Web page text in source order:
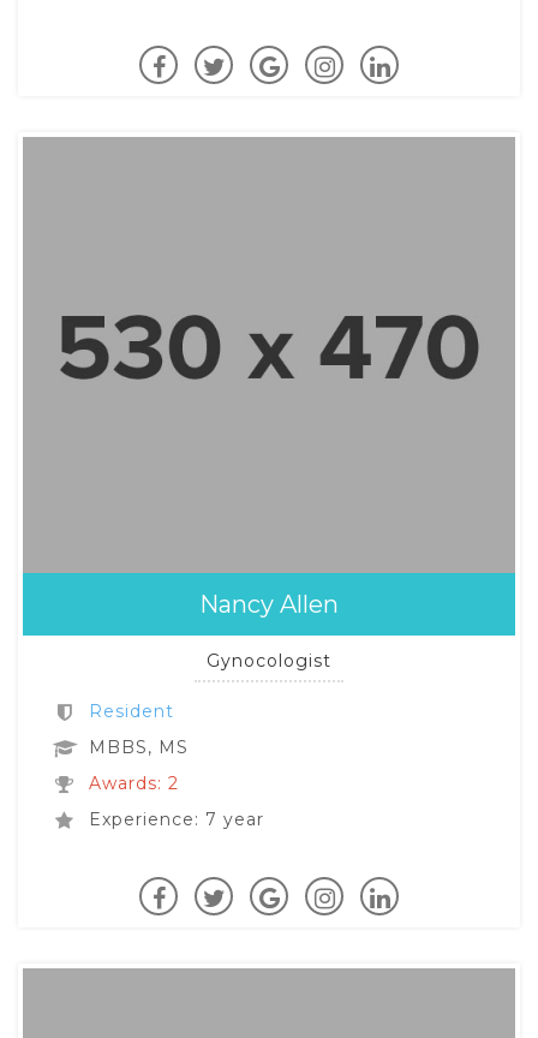
Nancy Allen
Gynocologist
Resident
MBBS, MS
Awards: 2
Experience: 7 year